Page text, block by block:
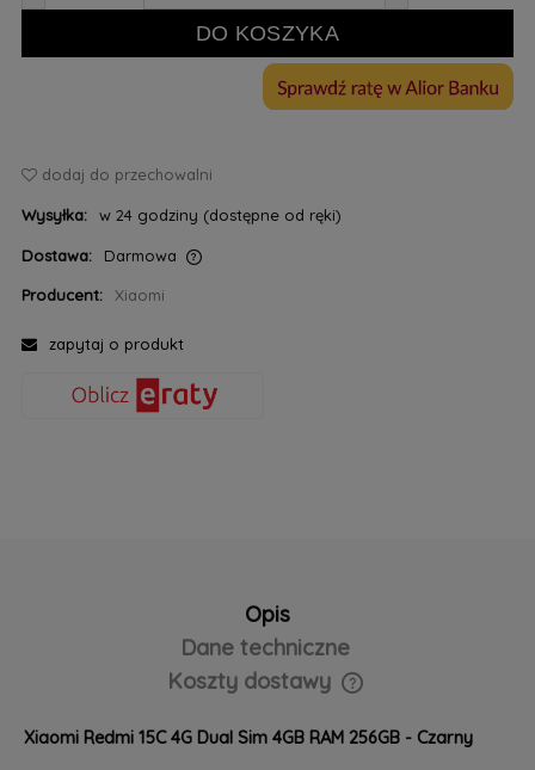
DO KOSZYKA
dodaj do przechowalni
Wysyłka: w 24 godziny (dostępne od ręki)
Dostawa:
Darmowa
Producent:
Xiaomi
zapytaj o produkt
Opis
Dane techniczne
Koszty dostawy
Cena nie zawiera ewentualnych kosztów płatności
Xiaomi Redmi 15C 4G Dual Sim 4GB RAM 256GB - Czarny